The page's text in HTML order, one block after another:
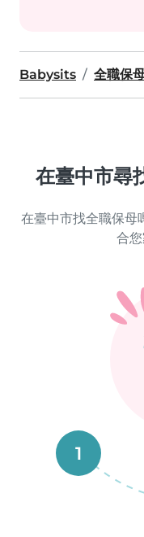
Babysits 全職保
在臺中市尋
在臺中市找全職保
合您
1